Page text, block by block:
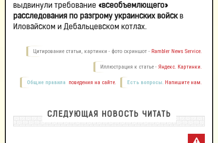
выдвинули требование «всеобъемлющего»
расследования по разгрому украинских войскв
Иловайском и Дебальцевском котлах.
Цитирование статьи, картинки - фото скриншот - Rambler News Service.
Иллюстрация к статье - Яндекс. Картинки.
Есть вопросы. Напишите нам.
Общие правила поведения на сайте.
СЛЕДУЮЩАЯ НОВОСТЬ ЧИТАТЬ